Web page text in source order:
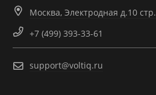
Москва, Электродная д.10
+7 (499) 393-33-61
support@voltiq.ru